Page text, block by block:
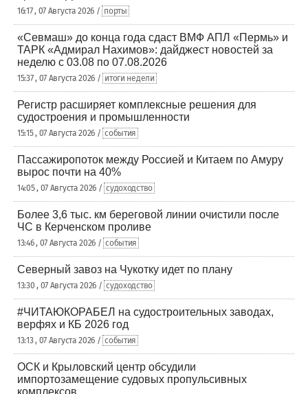
16:17 , 07 Августа 2026 / порты
«Севмаш» до конца года сдаст ВМФ АПЛ «Пермь» и
ТАРК «Адмирал Нахимов»: дайджест новостей за
неделю с 03.08 по 07.08.2026
15:37 , 07 Августа 2026 / итоги недели
Регистр расширяет комплексные решения для
судостроения и промышленности
15:15 , 07 Августа 2026 / события
Пассажиропоток между Россией и Китаем по Амуру
вырос почти на 40%
14:05 , 07 Августа 2026 / судоходство
Более 3,6 тыс. км береговой линии очистили после
ЧС в Керченском проливе
13:46 , 07 Августа 2026 / события
Северный завоз на Чукотку идет по плану
13:30 , 07 Августа 2026 / судоходство
#ЧИТАЮКОРАБЕЛ на судостроительных заводах,
верфях и КБ 2026 год
13:13 , 07 Августа 2026 / события
ОСК и Крыловский центр обсудили
импортозамещение судовых пропульсивных
комплексов